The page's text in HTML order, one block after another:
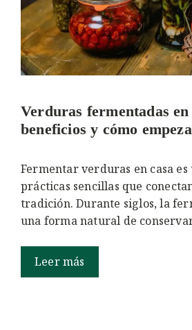
Verduras fermentadas en
beneficios y cómo
Fermentar verduras en casa es
prácticas sencillas que
tradición. Durante siglos, la
una forma natural de
Leer más